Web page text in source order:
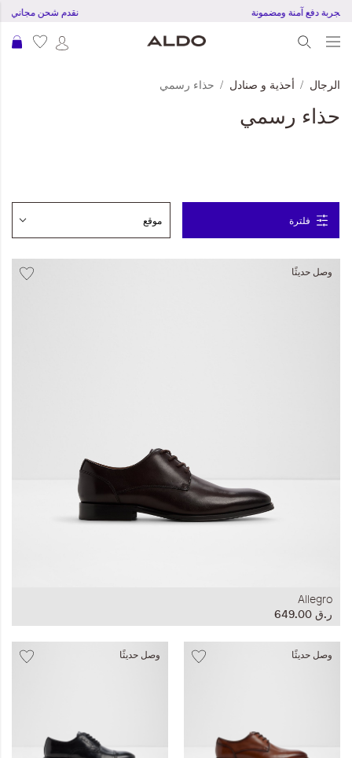
نقدم شحن مجاني تجربة دفع آمنة ومضمونة
ملابس العمل
Leather Collection
إصدار السفر و الرحلات
الرجال أحذية و صنادل حذاء رسمي
حذاء رسمي
فلترة
وصل حديثًا
Allegro
ر.ق‏ 649.00
وصل حديثًا وصل حديثًا